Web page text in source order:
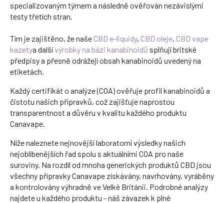
specializovaným týmem a následně ověřován nezávislými
testy třetích stran.
Tím je zajištěno, že naše CBD e-liquidy, CBD oleje, CBD vape
kazetya dalšívýrobky na bázi kanabinoidů splňují britské
předpisy a přesně odrážejí obsah kanabinoidů uvedený na
etiketách.
Každý certifikát o analýze (COA) ověřuje profil kanabinoidů a
čistotu našich přípravků, což zajišťuje naprostou
transparentnost a důvěru v kvalitu každého produktu
Canavape.
Níže naleznete nejnovější laboratorní výsledky našich
nejoblíbenějších řad spolu s aktuálními COA pro naše
suroviny. Na rozdíl od mnoha generických produktů CBD jsou
všechny přípravky Canavape získávány, navrhovány, vyráběny
a kontrolovány výhradně ve Velké Británii. Podrobné analýzy
najdete u každého produktu - náš závazek k plné